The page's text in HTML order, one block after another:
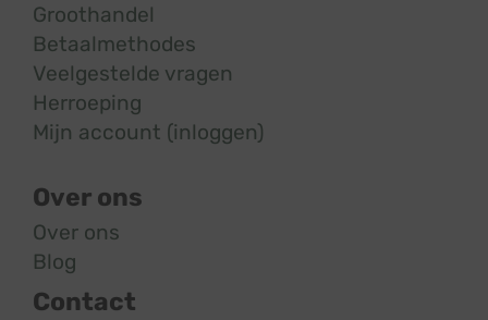
Groothandel
Betaalmethodes
Veelgestelde vragen
Herroeping
Mijn account (inloggen)
Over ons
Over ons
Blog
Contact